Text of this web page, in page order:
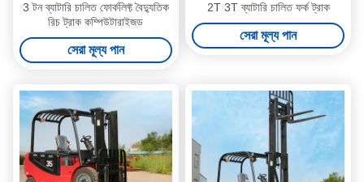
3 টন ব্যাটারি চালিত ফোর্কলিফ্ট বৈদ্যুতিক
রিচ ট্রাক কম্পিউটারাইজড
সেরা মূল্য পান
2T 3T ব্যাটারি চালিত ফর্ক ট্রাক
সেরা মূল্য পান